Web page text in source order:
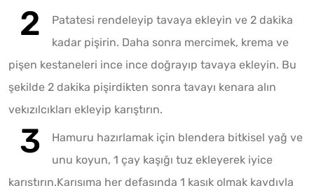
Patatesi rendeleyip tavaya ekleyin ve 2 dakika
kadar pişirin. Daha sonra mercimek, krema ve
pişen kestaneleri ince ince doğrayıp tavaya ekleyin. Bu
şekilde 2 dakika pişirdikten sonra tavayı kenara alın
vekızılcıkları ekleyip karıştırın.
Hamuru hazırlamak için blendera bitkisel yağ ve
unu koyun, 1 çay kaşığı tuz ekleyerek iyice
karıştırın.Karışıma her defasında 1 kaşık olmak kaydıyla